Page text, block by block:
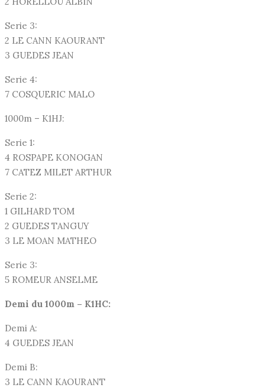
Serie 3:
2 LE CANN KAOURANT
3 GUEDES JEAN
Serie 4:
7 COSQUERIC MALO
1000m – K1HJ:
Serie 1:
4 ROSPAPE KONOGAN
7 CATEZ MILET ARTHUR
Serie 2:
1 GILHARD TOM
2 GUEDES TANGUY
3 LE MOAN MATHEO
Serie 3:
5 ROMEUR ANSELME
Demi du 1000m – K1HC:
Demi A:
4 GUEDES JEAN
Demi B:
3 LE CANN KAOURANT